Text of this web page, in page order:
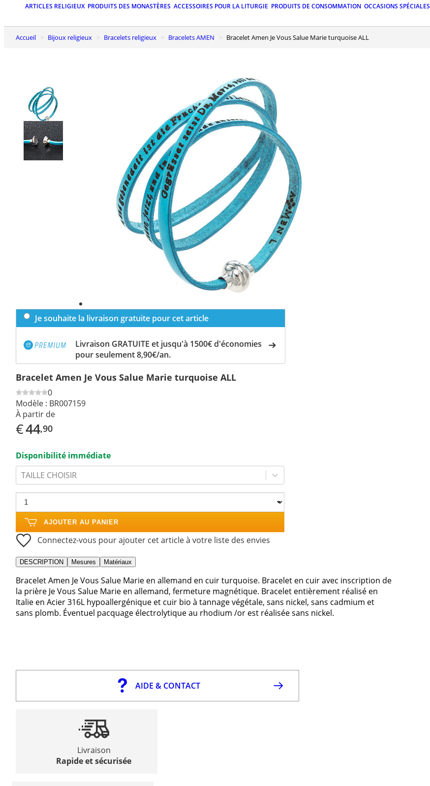
ARTICLES RELIGIEUX PRODUITS DES MONASTÈRES ACCESSOIRES POUR LA LITURGIE PRODUITS DE CONSOMMATION OCCASIONS SPÉCIALES
Accueil Bijoux religieux Bracelets religieux Bracelets AMEN Bracelet Amen Je Vous Salue Marie turquoise ALL
Je souhaite la livraison gratuite pour cet article
Livraison GRATUITE et jusqu'à 1500€ d'économies
pour seulement 8,90€/an.
Bracelet Amen Je Vous Salue Marie turquoise ALL
0
Modèle : BR007159
À partir de
€44,90
Disponibilité immédiate
TAILLE CHOISIR
AJOUTER AU PANIER
Connectez-vous pour ajouter cet article à votre liste des envies
DESCRIPTION Mesures Matériaux
Bracelet Amen Je Vous Salue Marie en allemand en cuir turquoise. Bracelet en cuir avec inscription de
la prière Je Vous Salue Marie en allemand, fermeture magnétique. Bracelet entièrement réalisé en
Italie en Acier 316L hypoallergénique et cuir bio à tannage végétale, sans nickel, sans cadmium et
sans plomb. Éventuel pacquage électrolytique au rhodium /or est réalisée sans nickel.
AIDE & CONTACT
Livraison
Rapide et sécurisée